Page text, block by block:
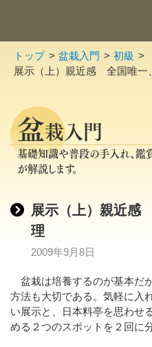
トップ 盆栽入門
初級
展示（上）親近感 全国唯一
盆栽入門
基礎知識や普段の手入れ、鑑
が解説します。
展示（上）親近感
理
2009年9月8日
盆栽は培養するのが基本だ
方法も大切である。気軽に入
い展示と、日本料亭を思わせ
める２つのスポットを２回に